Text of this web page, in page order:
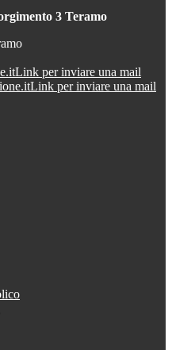
3 Teramo
Link per inviare una mail
Link per inviare una mail